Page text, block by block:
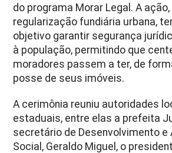
do programa Morar Legal. A
regularização fundiária urbana,
objetivo garantir segurança
à população, permitindo que
moradores passem a ter, de
posse de seus imóveis.
A cerimônia reuniu autoridades
estaduais, entre elas a prefeita
secretário de Desenvolvimento e
Social, Geraldo Miguel, o